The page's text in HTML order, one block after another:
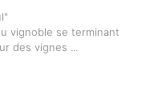
vignoble se terminant
des vignes ...